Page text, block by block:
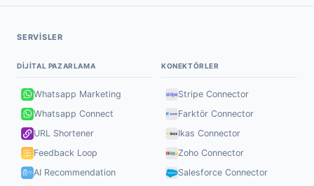
SERVISLER
DIJITAL PAZARLAMA
Whatsapp Marketing
Whatsapp Connect
URL Shortener
Feedback Loop
AI Recommendation
KONEKTÖRLER
Stripe Connector
Farktör Connector
Ikas Connector
Zoho Connector
Salesforce Connector